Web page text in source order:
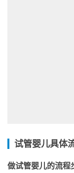
试管婴儿具体
做试管婴儿的流程